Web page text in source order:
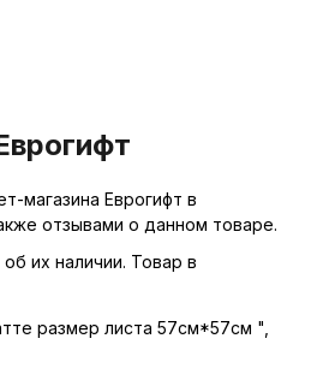
магазина Еврогифт в
отзывами о данном товаре.
их наличии. Товар в
размер листа 57см*57см ",